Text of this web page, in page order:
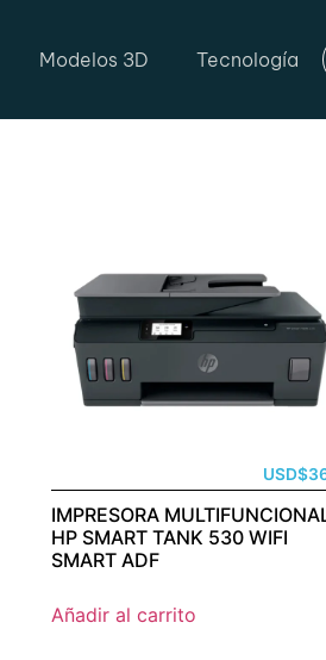
Modelos 3D Tecnología
USD$
IMPRESORA
HP SMART TANK 530 WIFI
SMART ADF
Añadir al carrito